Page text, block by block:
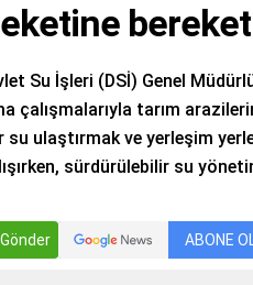
Su İşleri (DSİ) Genel
çalışmalarıyla tarım
su ulaştırmak ve yerleşim
sürdürülebilir su
Gönder ABONE